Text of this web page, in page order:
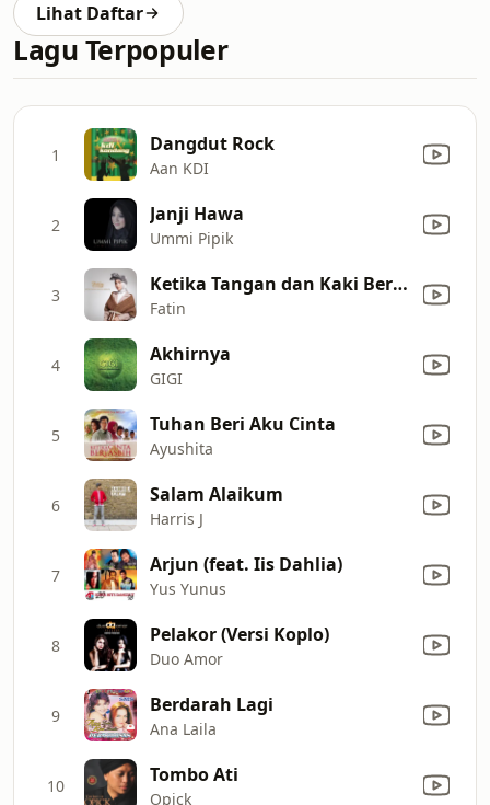
Lihat Daftar
Lagu Terpopuler
1 Dangdut Rock
Aan KDI
2 Janji Hawa
Ummi Pipik
3 Ketika Tangan dan Kaki Berkata
Fatin
4 Akhirnya
GIGI
5 Tuhan Beri Aku Cinta
Ayushita
6 Salam Alaikum
Harris J
7 Arjun (feat. Iis Dahlia)
Yus Yunus
8 Pelakor (Versi Koplo)
Duo Amor
9 Berdarah Lagi
Ana Laila
10 Tombo Ati
Opick